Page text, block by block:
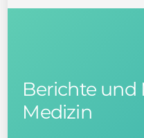
Berichte und
Medizin